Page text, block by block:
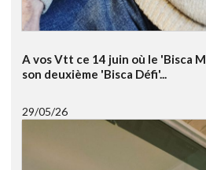
A vos Vtt ce 14 juin où le 'Bisca
son deuxième 'Bisca Défi'...
29/05/26